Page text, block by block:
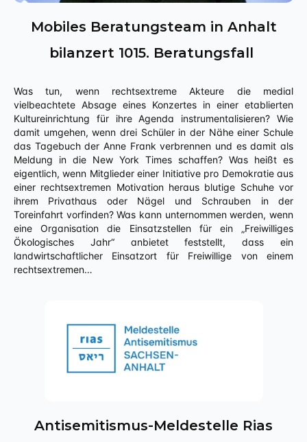
Mobiles Beratungsteam in Anhalt
bilanzert 1015. Beratungsfall
Was tun, wenn rechtsextreme Akteure die medial
vielbeachtete Absage eines Konzertes in einer etablierten
Kultureinrichtung für ihre Agenda instrumentalisieren? Wie
damit umgehen, wenn drei Schüler in der Nähe einer Schule
das Tagebuch der Anne Frank verbrennen und es damit als
Meldung in die New York Times schaffen? Was heißt es
eigentlich, wenn Mitglieder einer Initiative pro Demokratie aus
einer rechtsextremen Motivation heraus blutige Schuhe vor
ihrem Privathaus oder Nägel und Schrauben in der
Toreinfahrt vorfinden? Was kann unternommen werden, wenn
eine Organisation die Einsatzstellen für ein „Freiwilliges
Ökologisches Jahr“ anbietet feststellt, dass ein
landwirtschaftlicher Einsatzort für Freiwillige von einem
rechtsextremen…
Antisemitismus-Meldestelle Rias